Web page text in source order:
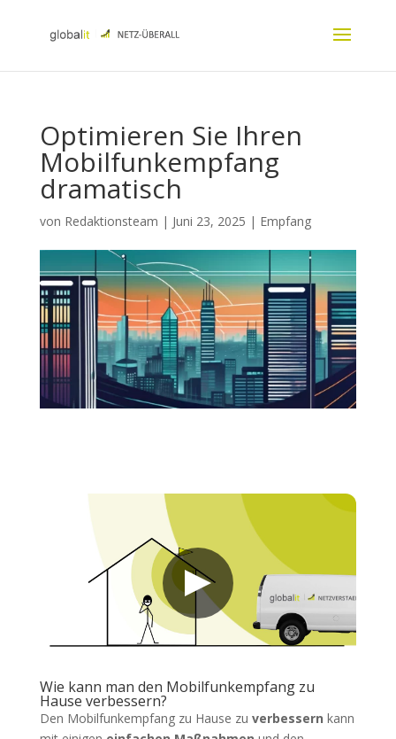
Optimieren Sie Ihren
Mobilfunkempfang
dramatisch
von Redaktionsteam | Juni 23, 2025 | Empfang
Wie kann man den Mobilfunkempfang zu
Hause verbessern?
Den Mobilfunkempfang zu Hause zu verbessern kann